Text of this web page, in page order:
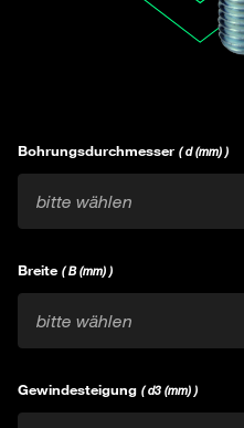
Bohrungsdurchmesser ( d (mm) )
bitte wählen
Breite ( B (mm) )
bitte wählen
Gewindesteigung ( d3 (mm) )